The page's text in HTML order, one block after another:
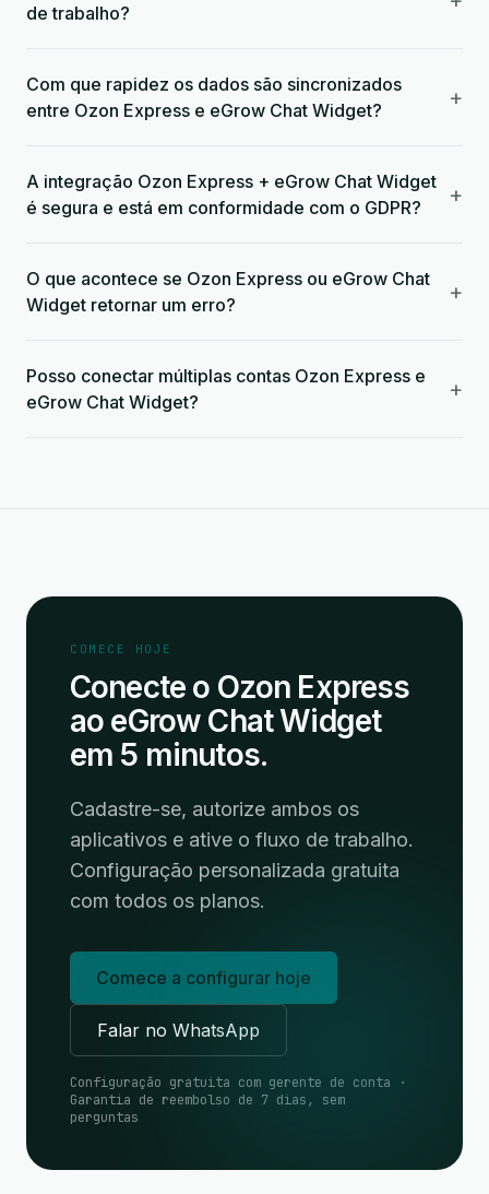
de trabalho?
Com que rapidez os dados são sincronizados
entre Ozon Express e eGrow Chat Widget?
+
A integração Ozon Express + eGrow Chat Widget
é segura e está em conformidade com o GDPR?
+
O que acontece se Ozon Express ou eGrow Chat
Widget retornar um erro?
+
Posso conectar múltiplas contas Ozon Express e
eGrow Chat Widget?
+
COMECE HOJE
Conecte o Ozon Express
ao eGrow Chat Widget
em 5 minutos.
Cadastre-se, autorize ambos os
aplicativos e ative o fluxo de trabalho.
Configuração personalizada gratuita
com todos os planos.
Comece a configurar hoje
Falar no WhatsApp
Configuração gratuita com gerente de conta ·
Garantia de reembolso de 7 dias, sem
perguntas